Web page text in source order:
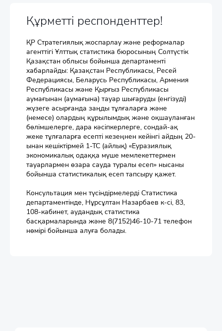
Құрметті респонденттер!
ҚР Стратегиялық жоспарлау және реформалар
агенттігі Ұлттық статистика бюросының Солтүстік
Қазақстан облысы бойынша департаменті
хабарлайды: Қазақстан Республикасы, Ресей
Федерациясы, Беларусь Республикасы, Армения
Республикасы және Қырғыз Республикасы
аумағынан (аумағына) тауар шығаруды (енгізуді)
жүзеге асырғанда заңды тұлғаларға және
(немесе) олардың құрылымдық және оқшауланған
бөлімшелерге, дара кәсіпкерлерге, сондай-ақ
жеке тұлғаларға есепті кезеңнен кейінгі айдың 20-
ынан кешіктірмей 1-ТС (айлық) «Еуразиялық
экономикалық одаққа мүше мемлекеттермен
тауарлармен өзара сауда туралы есеп» нысаны
бойынша статистикалық есеп тапсыру қажет.
Консультация мен түсіндірмелерді Статистика
департаментінде, Нұрсұлтан Назарбаев к-сі, 83,
108-кабинет, аудандық статистика
басқармаларында және 8(7152)46-10-71 телефон
нөмірі бойынша алуға болады.